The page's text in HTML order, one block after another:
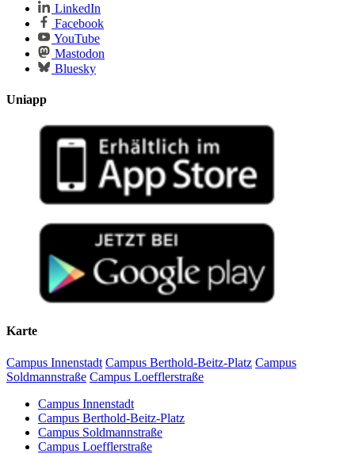
LinkedIn
Facebook
YouTube
Mastodon
Bluesky
Uniapp
Karte
Campus Innenstadt Campus Berthold-Beitz-Platz Campus
Soldmannstraße Campus Loefflerstraße
Campus Innenstadt
Campus Berthold-Beitz-Platz
Campus Soldmannstraße
Campus Loefflerstraße